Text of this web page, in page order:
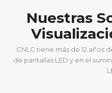
Nuestras
CNLC tiene más de 12 años
de pantallas LED y en el